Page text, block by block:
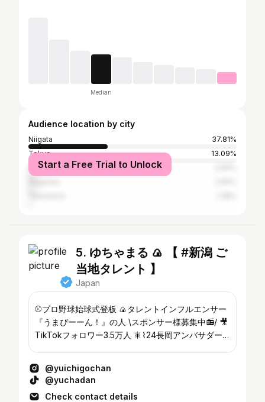
Median
Audience location by city
Niigata
37.81%
Tokyo
13.09%
Chuo-ku
Start a Free Trial to Unlock
5. ゆちゃまる 🍙 【 #新潟 ご
当地タレント 】
Japan
⚾️プロ野球始球式登板 🍙タレントインフルエンサー
『うまぴーーん！』の人 \スポンサー様募集中📻/ 🎥
TikTokフォロワー3.5万人 🎇⌇24長岡アンバサダー
講演会・PRご依頼はDMへ
@yuichigochan
@yuchadan
Check contact details